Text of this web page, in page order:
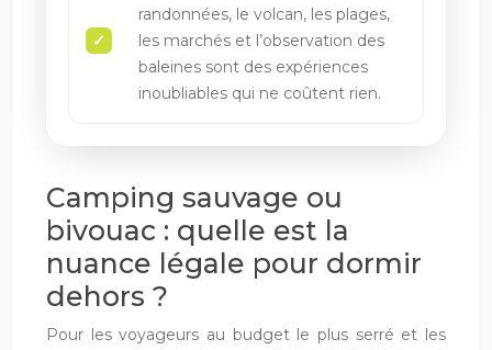
randonnées, le volcan, les plages,
les marchés et l’observation des
baleines sont des expériences
inoubliables qui ne coûtent rien.
Camping sauvage ou
bivouac : quelle est la
nuance légale pour dormir
dehors ?
Pour les voyageurs au budget le plus serré et les